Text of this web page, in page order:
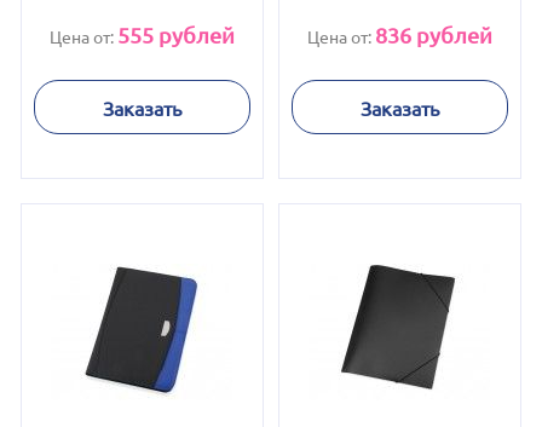
Цена от: 555рублей
Заказать
Цена от: 836 рублей
Заказать